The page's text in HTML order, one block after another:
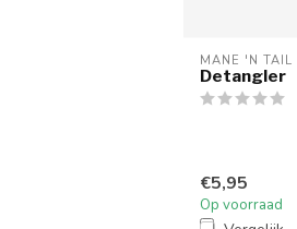
MANE 'N TAIL
Detangler
€5,95
Op voorraad